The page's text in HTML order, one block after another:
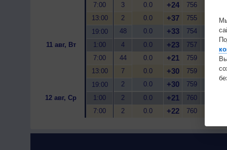
7:00
3 0.0 +24 756
13:00
2 0.0 +37 755
19:00
48 0.0 +33 754
11 авг, Вт
1:00 4 0.0 +23 757
7:00
44 0.0 +21 759
13:00
7 0.0 +30 759
19:00
2 0.0 +30 759
12 авг, Ср
1:00 2 0.0 +21 760
7:00
2 0.0 +22 760